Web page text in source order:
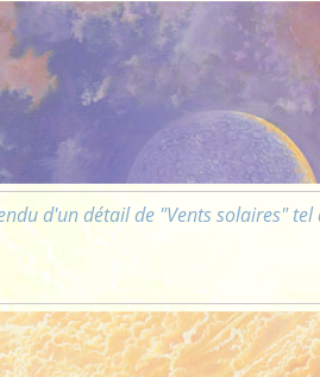
d'un détail de "Vents solaires"